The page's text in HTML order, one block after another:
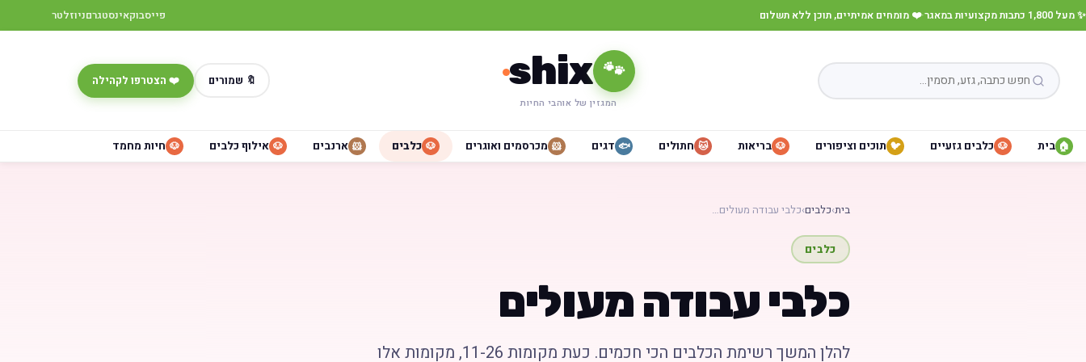
✨ מעל 1,800 כתבות מקצועיות במאגר ·❤️ מומחים אמיתיים, תוכן ללא תשלום פייסבוקאינסטגרםניוזלטר
🐾
shix
המגזין של אוהבי החיות
🔖 שמורים ❤️ הצטרפו לקהילה
🏠 בית 🐶 כלבים גזעיים 🐦 תוכים וציפורים 🐶 בריאות 🐱 חתולים 🐟 דגים 🐹 מכרסמים ואוגרים 🐶 כלבים 🐹 ארנבים 🐶 אילוף כלבים 🐶 חיות מחמד
בית›כלבים›כלבי עבודה מעולים…
כלבים
כלבי עבודה מעולים
להלן המשך רשימת הכלבים הכי חכמים. כעת מקומות 11-26, מקומות אלו